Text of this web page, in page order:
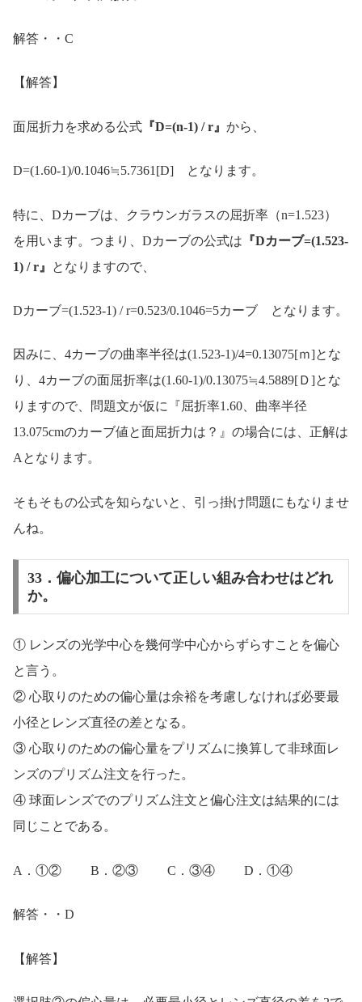
解答・・C
【解答】
面屈折力を求める公式 『D=(n-1) / r』 から、
D=(1.60-1)/0.1046≒5.7361[D] となります。
特に、Dカーブは、クラウンガラスの屈折率（n=1.523）
を用います。つまり、Dカーブの公式は 『Dカーブ=(1.523-
1) / r』
となりますので、
Dカーブ=(1.523-1) / r=0.523/0.1046=5カーブ となります。
因みに、4カーブの曲率半径は(1.523-1)/4=0.13075[ｍ]とな
り、4カーブの面屈折率は(1.60-1)/0.13075≒4.5889[Ｄ]とな
りますので、問題文が仮に『屈折率1.60、曲率半径
13.075cmのカーブ値と面屈折力は？』の場合には、正解は
Aとなります。
そもそもの公式を知らないと、引っ掛け問題にもなりませ
んね。
33．偏心加工について正しい組み合わせはどれ
か。
① レンズの光学中心を幾何学中心からずらすことを偏心
と言う。
② 心取りのための偏心量は余裕を考慮しなければ必要最
小径とレンズ直径の差となる。
③ 心取りのための偏心量をプリズムに換算して非球面レ
ンズのプリズム注文を行った。
④ 球面レンズでのプリズム注文と偏心注文は結果的には
同じことである。
A．①② B．②③ C．③④ D．①④
解答・・D
【解答】